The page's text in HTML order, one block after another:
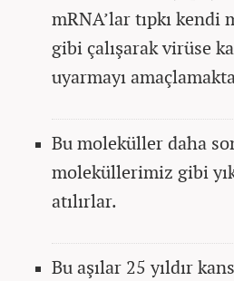
mRNA’lar tıpkı kendi
gibi çalışarak virüse
uyarmayı
Bu moleküller daha
moleküllerimiz gibi
atılırlar.
Bu aşılar 25 yıldır